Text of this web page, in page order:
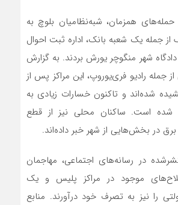
همزمان، شبه‌نظامیان بلوچ به
از جمله یک شعبه بانک، اداره ثبت احوال
شهر منگوچر یورش بردند. به گزارش
جمله رادیو فری‌یوروپ، این مراکز پس از
شده‌اند و تاکنون خسارات زیادی به
شده است. ساکنان محلی نیز از قطع
در بخش‌هایی از شهر خبر داده‌اند.
در رسانه‌های اجتماعی، مهاجمان
موجود در مراکز پلیس و یک
را نیز به تصرف خود درآورند. منابع